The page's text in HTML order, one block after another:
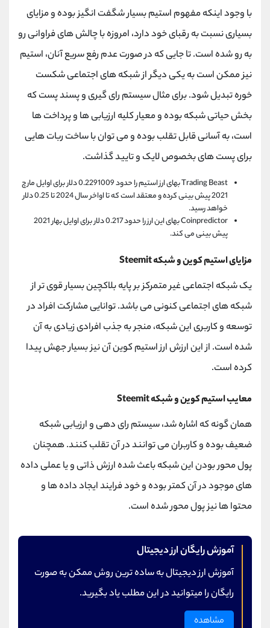
با وجود اینکه مفهوم استیم بسیار شگفت انگیز بوده و مزایای
بسیاری نسبت به رقبای خود دارد، امروزه با چالش های فراوانی رو
به رو شده است. تا جایی که در صورت عدم رفع سریع آنان، استیم
نیز ممکن است به یکی دیگر از شبکه های اجتماعی شکست
خوره تبدیل شود. برای مثال سیستم رای گیری و پسند پست که
بخش حیاتی شبکه بوده و معیار کلیه ارزیابی ها و پرداخت ها
است، به آسانی قابل تقلب بوده و می توان با ساخت ربات هایی
برای پست های بخصوص لایک و تایید گذاشت.
Trading Beast بهای ارز استیم را حدود 0.2291009 دلار برای اوایل مارچ
2021 پیش بینی کرده و معتقد است که تا اواخر سال 2024 تا 0.25 دلار
خواهد رسید.
Coinpredictor بهای این ارز را حدود 0.217 دلار برای اوایل بهار 2021
پیش بینی می کند.
مزایای استیم کوین و شبکه Steemit
یک شبکه اجتماعی غیر متمرکز بر پایه بلاکچین بسیار قوی تر از
شبکه های اجتماعی کنونی می باشد. توانایی مشارکت افراد در
توسعه و کاربری این شبکه، منجر به جذب افرادی زیادی به آن
شده است. از این ارزش ارز استیم کوین آن نیز بسیار جهش پیدا
کرده است.
معایب استیم کوین و شبکه Steemit
همان گونه که اشاره شد، سیستم رای دهی و ارزیابی شبکه
ضعیف بوده و کاربران می توانند در آن تقلب کنند. همچنان
پول محور بودن این شبکه باعث شده ارزش ذاتی و یا عملی داده
های موجود در آن کمتر بوده و خود فرایند ایجاد داده ها و
محتوا ها نیز پول محور شده است.
آموزش رایگان ارز دیجیتال
آموزش ارز دیجیتال به ساده ترین روش ممکن به صورت
رایگان را میتوانید در این مطلب یاد بگیرید.
مشاهده